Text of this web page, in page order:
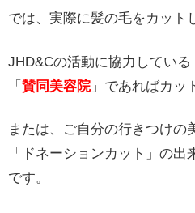
では、実際に髪の毛をカット
JHD&Cの活動に協力している
「 賛同美容院」であればカッ
または、ご自分の行きつけの
「ドネーションカット」の
です。